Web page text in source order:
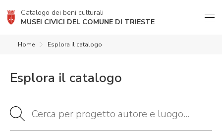
Catalogo dei beni culturali
MUSEI CIVICI DEL COMUNE DI TRIESTE
Home Esplora il catalogo
Esplora il catalogo